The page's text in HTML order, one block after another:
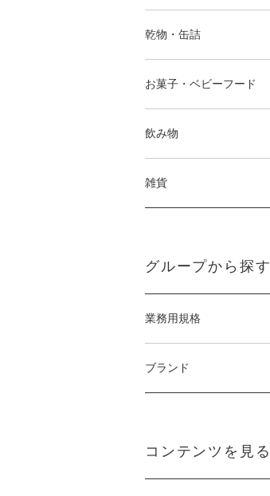
乾物・缶詰
お菓子・ベビーフード
飲み物
雑貨
グループから探す
業務用規格
ブランド
コンテンツを見る